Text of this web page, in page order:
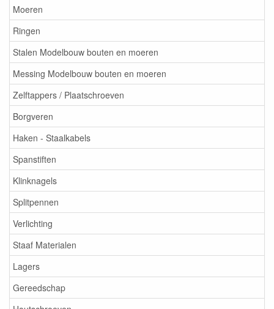
Moeren
Ringen
Stalen Modelbouw bouten en moeren
Messing Modelbouw bouten en moeren
Zelftappers / Plaatschroeven
Borgveren
Haken - Staalkabels
Spanstiften
Klinknagels
Splitpennen
Verlichting
Staaf Materialen
Lagers
Gereedschap